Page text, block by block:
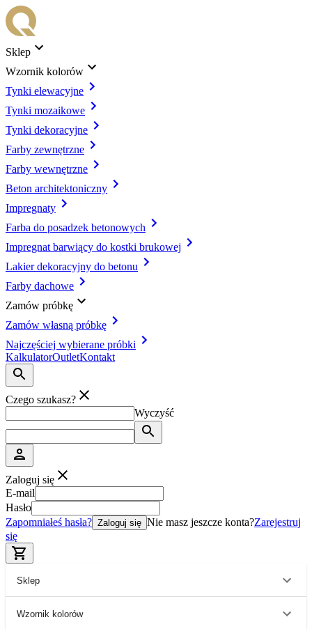
Sklep
Wzornik kolorów
Tynki elewacyjne
Tynki mozaikowe
Tynki dekoracyjne
Farby zewnętrzne
Farby wewnętrzne
Beton architektoniczny
Impregnaty
Farba do posadzek betonowych
Impregnat barwiący do kostki brukowej
Lakier dekoracyjny do betonu
Farby dachowe
Zamów próbkę
Zamów własną próbkę
Najczęściej wybierane próbki
KalkulatorOutletKontakt
Czego szukasz?
Wyczyść
Zaloguj się
E-mail
Hasło
Zapomniałeś hasła? Zaloguj się Nie masz jeszcze konta?Zarejestruj
się
Sklep
Wzornik kolorów